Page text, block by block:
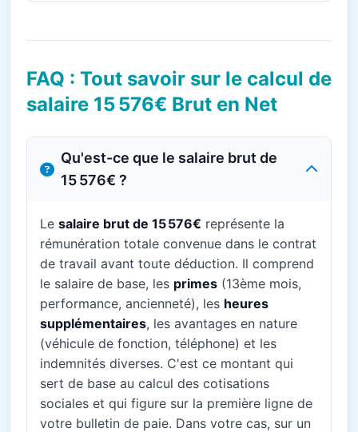
FAQ : Tout savoir sur le calcul de
salaire 15 576€ Brut en Net
Qu'est-ce que le salaire brut de
15 576€ ?
Le salaire brut de 15 576€ représente la
rémunération totale convenue dans le contrat
de travail avant toute déduction. Il comprend
le salaire de base, les primes (13ème mois,
performance, ancienneté), les heures
supplémentaires, les avantages en nature
(véhicule de fonction, téléphone) et les
indemnités diverses. C'est ce montant qui
sert de base au calcul des cotisations
sociales et qui figure sur la première ligne de
votre bulletin de paie. Dans votre cas, sur un